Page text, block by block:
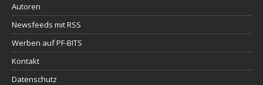
Autoren
Newsfeeds mit RSS
Werben auf PF-BITS
Kontakt
Datenschutz